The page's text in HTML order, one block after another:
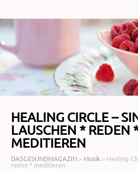
HEALING CIRCLE –
LAUSCHEN * REDEN
MEDITIEREN
DASGESUNDMAGAZIN > Musik > Healing
reden * meditieren